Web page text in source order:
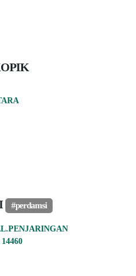
#perdamsi